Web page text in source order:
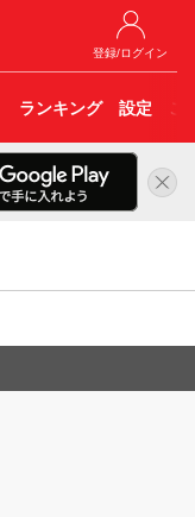
登録/ログイン
ランキング 設定 こ